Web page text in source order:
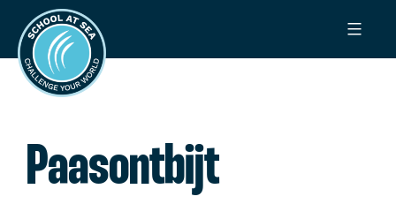
naar
inhoud
School
at
Sea
Paasontbijt